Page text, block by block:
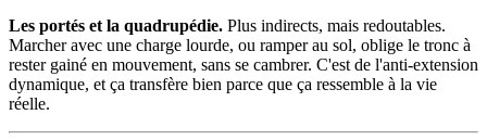
Les portés et la quadrupédie. Plus indirects, mais redoutables.
Marcher avec une charge lourde, ou ramper au sol, oblige le tronc à
rester gainé en mouvement, sans se cambrer. C'est de l'anti-extension
dynamique, et ça transfère bien parce que ça ressemble à la vie
réelle.